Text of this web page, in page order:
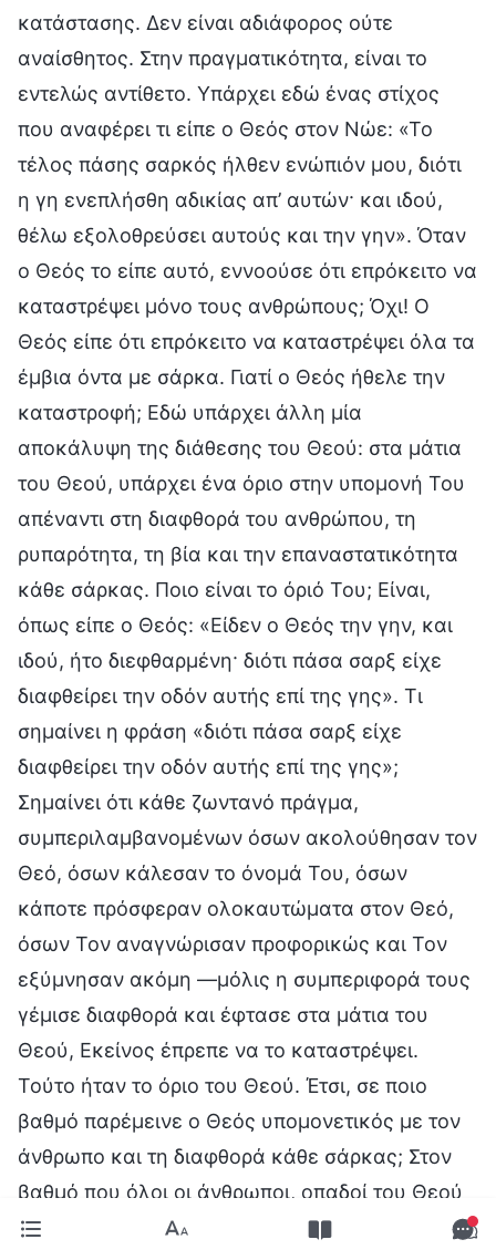
κατάστασης. Δεν είναι αδιάφορος ούτε
αναίσθητος. Στην πραγματικότητα, είναι το
εντελώς αντίθετο. Υπάρχει εδώ ένας στίχος
που αναφέρει τι είπε ο Θεός στον Νώε: «Το
τέλος πάσης σαρκός ήλθεν ενώπιόν μου, διότι
η γη ενεπλήσθη αδικίας απ’ αυτών· και ιδού,
θέλω εξολοθρεύσει αυτούς και την γην». Όταν
ο Θεός το είπε αυτό, εννοούσε ότι επρόκειτο να
καταστρέψει μόνο τους ανθρώπους; Όχι! Ο
Θεός είπε ότι επρόκειτο να καταστρέψει όλα τα
έμβια όντα με σάρκα. Γιατί ο Θεός ήθελε την
καταστροφή; Εδώ υπάρχει άλλη μία
αποκάλυψη της διάθεσης του Θεού: στα μάτια
του Θεού, υπάρχει ένα όριο στην υπομονή Του
απέναντι στη διαφθορά του ανθρώπου, τη
ρυπαρότητα, τη βία και την επαναστατικότητα
κάθε σάρκας. Ποιο είναι το όριό Του; Είναι,
όπως είπε ο Θεός: «Είδεν ο Θεός την γην, και
ιδού, ήτο διεφθαρμένη· διότι πάσα σαρξ είχε
διαφθείρει την οδόν αυτής επί της γης». Τι
σημαίνει η φράση «διότι πάσα σαρξ είχε
διαφθείρει την οδόν αυτής επί της γης»;
Σημαίνει ότι κάθε ζωντανό πράγμα,
συμπεριλαμβανομένων όσων ακολούθησαν τον
Θεό, όσων κάλεσαν το όνομά Του, όσων
κάποτε πρόσφεραν ολοκαυτώματα στον Θεό,
όσων Τον αναγνώρισαν προφορικώς και Τον
εξύμνησαν ακόμη —μόλις η συμπεριφορά τους
γέμισε διαφθορά και έφτασε στα μάτια του
Θεού, Εκείνος έπρεπε να το καταστρέψει.
Τούτο ήταν το όριο του Θεού. Έτσι, σε ποιο
βαθμό παρέμεινε ο Θεός υπομονετικός με τον
άνθρωπο και τη διαφθορά κάθε σάρκας; Στον
βαθμό που όλοι οι άνθρωποι, οπαδοί του Θεού
ή άπιστοι, δεν βάδιζαν στο σωστό μονοπάτι.